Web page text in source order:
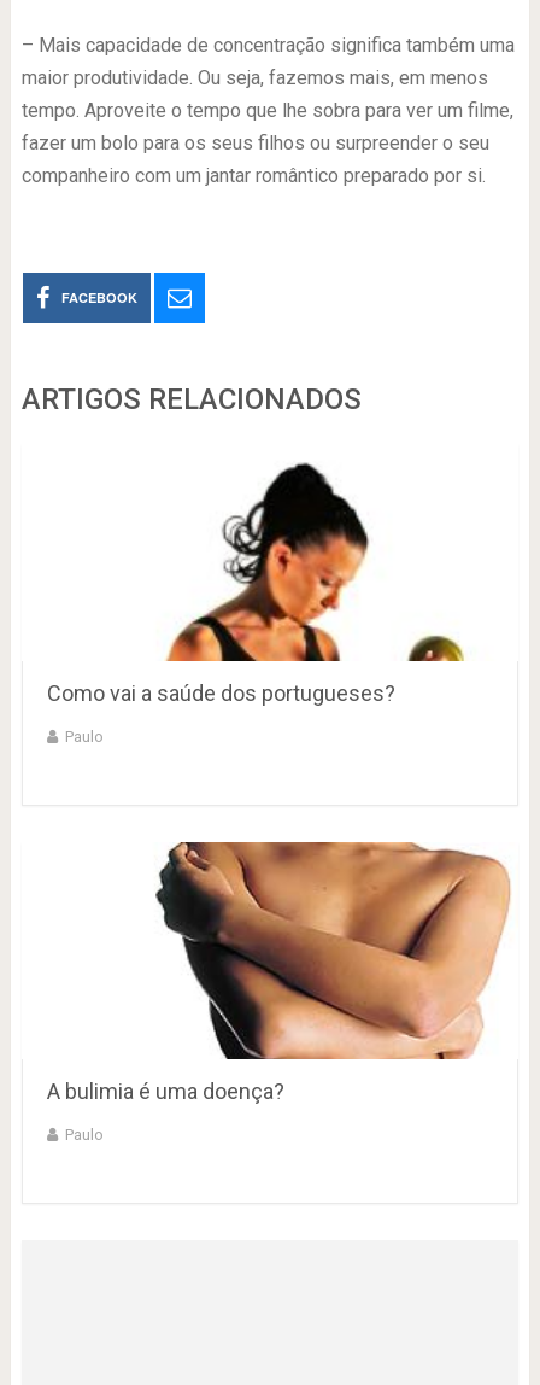
– Mais capacidade de concentração significa também uma
maior produtividade. Ou seja, fazemos mais, em menos
tempo. Aproveite o tempo que lhe sobra para ver um filme,
fazer um bolo para os seus filhos ou surpreender o seu
companheiro com um jantar romântico preparado por si.
FACEBOOK
ARTIGOS RELACIONADOS
Como vai a saúde dos portugueses?
Paulo
A bulimia é uma doença?
Paulo